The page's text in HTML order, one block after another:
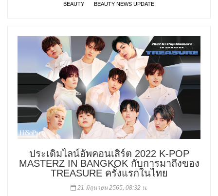
BEAUTY BEAUTY NEWS UPDATE
ประเดิมไลน์อัพคอนเสิร์ต 2022 K-POP
MASTERZ IN BANGKOK กับการมาถึงของ
TREASURE ครั้งแรกในไทย
21 มิถุนายน 2565, 08:32 น.